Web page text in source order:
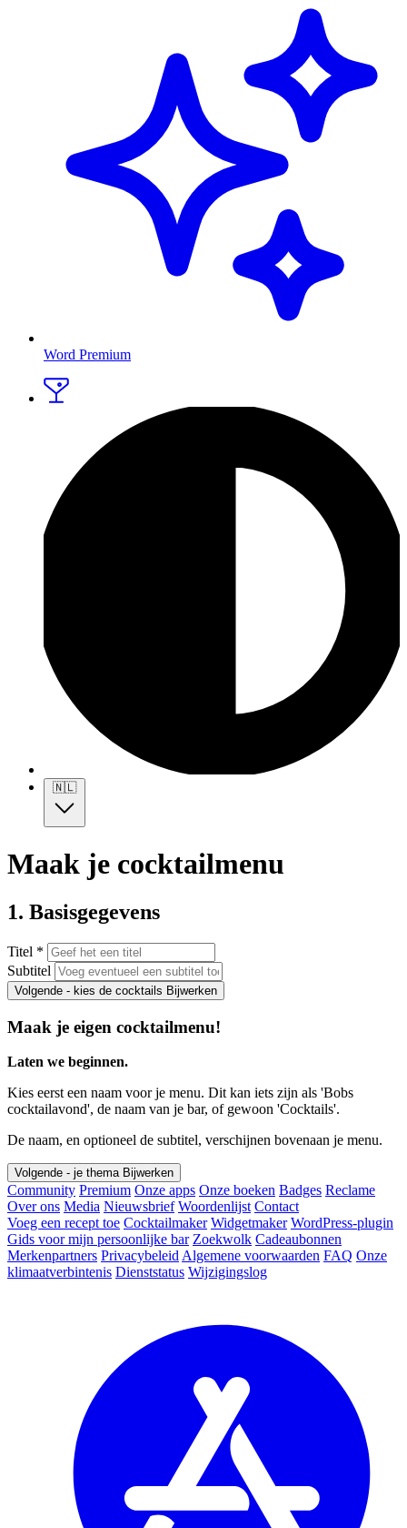
Word Premium
🇳🇱
Maak je cocktailmenu
1. Basisgegevens
Titel *
Subtitel
Volgende - kies de cocktails Bijwerken
Maak je eigen cocktailmenu!
Laten we beginnen.
Kies eerst een naam voor je menu. Dit kan iets zijn als 'Bobs
cocktailavond', de naam van je bar, of gewoon 'Cocktails'.
De naam, en optioneel de subtitel, verschijnen bovenaan je menu.
Volgende - je thema Bijwerken
Community Premium Onze apps Onze boeken Badges Reclame
Over ons Media Nieuwsbrief Woordenlijst Contact
Voeg een recept toe Cocktailmaker Widgetmaker WordPress-plugin
Gids voor mijn persoonlijke bar Zoekwolk Cadeaubonnen
Merkenpartners Privacybeleid Algemene voorwaarden FAQ Onze
klimaatverbintenis Dienststatus Wijzigingslog